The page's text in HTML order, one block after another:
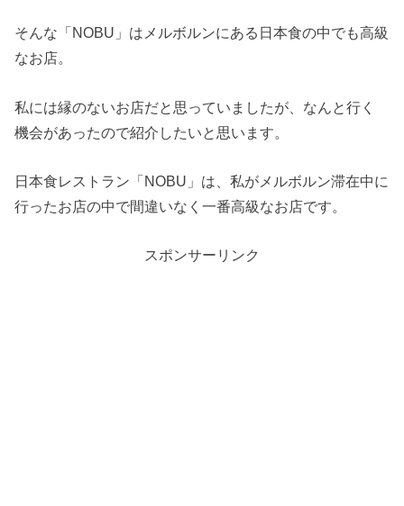
そんな「NOBU」はメルボルンにある日本食の中でも高級
なお店。
私には縁のないお店だと思っていましたが、なんと行く
機会があったので紹介したいと思います。
日本食レストラン「NOBU」は、私がメルボルン滞在中に
行ったお店の中で間違いなく一番高級なお店です。
スポンサーリンク